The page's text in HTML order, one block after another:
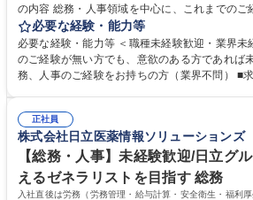
の内容 総務・人事領域を中心に、これまでのご
します。 ＜具体的には＞ ・総務/人事労務（給与・社保・勤怠管理など）
・採用・教育研修 ・福利厚生運用 など ※基本
採用や教育等の業務内容により、関西圏以外へ
出張もございます。 ※担当業務を持ちつつ、お
必要な経験・能力等
必要な経験・能力等 ＜職種未経験歓迎・業界未
のご経験が無い方でも、意欲のある方であれば
務、人事のご経験をお持ちの方（業界不問） ■求める人物像：・社内外の
正社員
株式会社日立医薬情報ソリューションズ
【総務・人事】未経験歓迎/日立グ
えるゼネラリストを目指す 総務
入社直後は労務（労務管理・給与計算・安全衛生・福利